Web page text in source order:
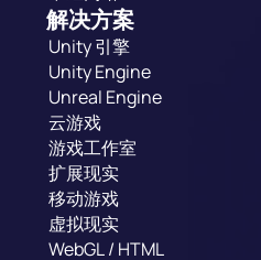
解决方案
Unity 引擎
Unity Engine
Unreal Engine
云游戏
游戏工作室
扩展现实
移动游戏
虚拟现实
WebGL / HTML